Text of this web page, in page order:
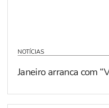
NOTÍCIAS
Janeiro arranca com